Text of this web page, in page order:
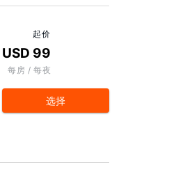
起价
USD 99
每房 / 每夜
选择